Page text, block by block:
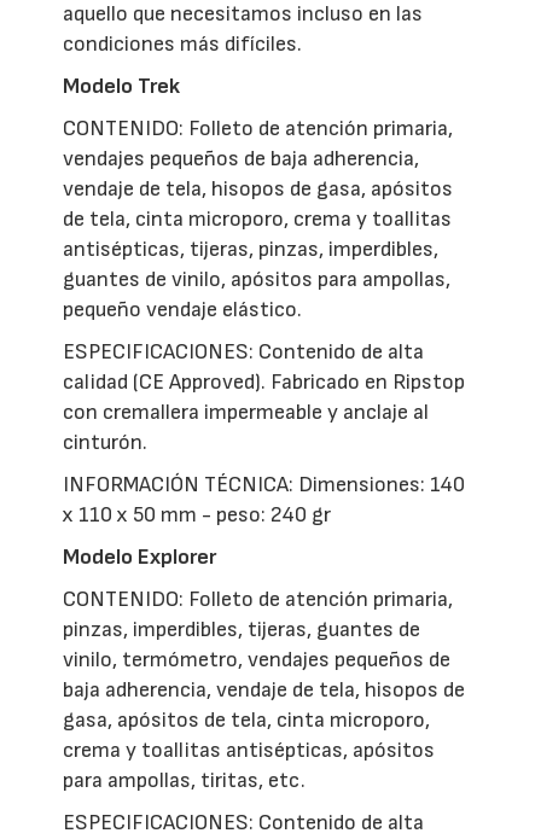
aquello que necesitamos incluso en las
condiciones más difíciles.
Modelo Trek
CONTENIDO: Folleto de atención primaria,
vendajes pequeños de baja adherencia,
vendaje de tela, hisopos de gasa, apósitos
de tela, cinta microporo, crema y toallitas
antisépticas, tijeras, pinzas, imperdibles,
guantes de vinilo, apósitos para ampollas,
pequeño vendaje elástico.
ESPECIFICACIONES: Contenido de alta
calidad (CE Approved). Fabricado en Ripstop
con cremallera impermeable y anclaje al
cinturón.
INFORMACIÓN TÉCNICA: Dimensiones: 140
x 110 x 50 mm - peso: 240 gr
Modelo Explorer
CONTENIDO: Folleto de atención primaria,
pinzas, imperdibles, tijeras, guantes de
vinilo, termómetro, vendajes pequeños de
baja adherencia, vendaje de tela, hisopos de
gasa, apósitos de tela, cinta microporo,
crema y toallitas antisépticas, apósitos
para ampollas, tiritas, etc.
ESPECIFICACIONES: Contenido de alta